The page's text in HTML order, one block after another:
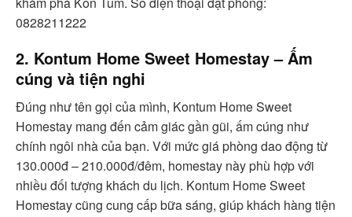
0828211222
2. Kontum Home Sweet Homestay – Ấm
cúng và tiện nghi
Đúng như tên gọi của mình, Kontum Home Sweet
Homestay mang đến cảm giác gần gũi, ấm cúng như
chính ngôi nhà của bạn. Với mức giá phòng dao động từ
130.000đ – 210.000đ/đêm, homestay này phù hợp với
nhiều đối tượng khách du lịch. Kontum Home Sweet
Homestay cũng cung cấp bữa sáng, giúp khách hàng tiện